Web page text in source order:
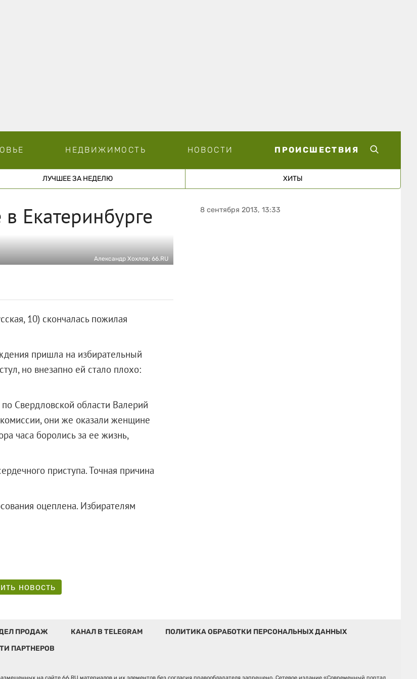
НЕДВИЖИМОСТЬ НОВОСТИ ПРОИСШЕСТВИЯ
ЛУЧШЕЕ ЗА НЕДЕЛЮ ХИТЫ
Екатеринбурге
Александр Хохлов; 66.RU
10) скончалась пожилая
пришла на избирательный
но внезапно ей стало плохо:
Свердловской области Валерий
они же оказали женщине
часа боролись за ее жизнь,
приступа. Точная причина
оцеплена. Избирателям
новость
8 сентября 2013, 13:33
ПРОДАЖ КАНАЛ В TELEGRAM
ПОЛИТИКА ОБРАБОТКИ ПЕРСОНАЛЬНЫХ ДАННЫХ
ПАРТНЕРОВ